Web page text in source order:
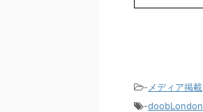
- メディア掲載
-doobLondon